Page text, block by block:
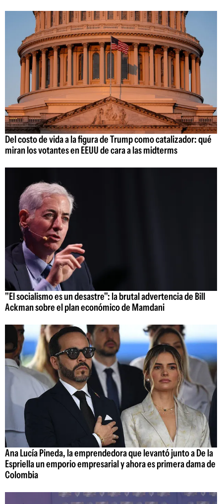
Del costo de vida a la figura de Trump como catalizador: qué
miran los votantes en EEUU de cara a las midterms
"El socialismo es un desastre": la brutal advertencia de Bill
Ackman sobre el plan económico de Mamdani
Ana Lucía Pineda, la emprendedora que levantó junto a De la
Espriella un emporio empresarial y ahora es primera dama de
Colombia